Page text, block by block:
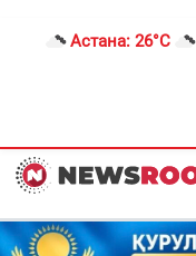
Астана: 26°C